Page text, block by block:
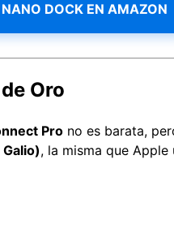
DOCK EN AMAZON
Oro
Pro no es barata,
, la misma que